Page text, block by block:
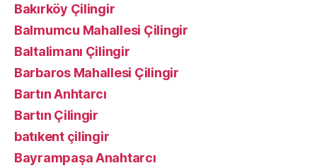
Bakırköy Çilingir
Balmumcu Mahallesi Çilingir
Baltalimanı Çilingir
Barbaros Mahallesi Çilingir
Bartın Anhtarcı
Bartın Çilingir
batıkent çilingir
Bayrampaşa Anahtarcı